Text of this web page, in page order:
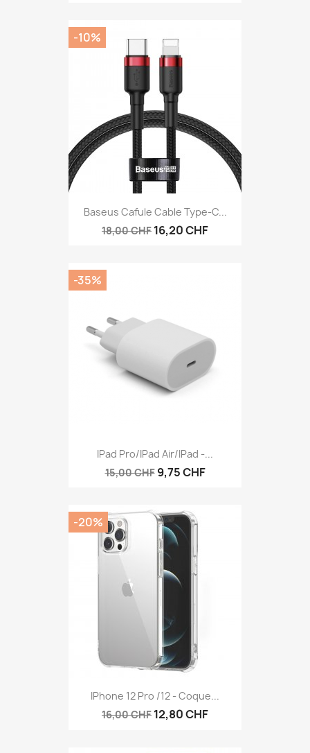
Baseus Cafule Cable Type-C...
18,00 CHF 16,20 CHF
-10%
IPad Pro/iPad Air/iPad -...
15,00 CHF 9,75 CHF
-35%
IPhone 12 Pro /12 - Coque...
16,00 CHF 12,80 CHF
-20%